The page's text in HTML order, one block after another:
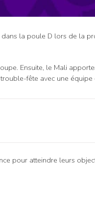
la poule D lors de la
Ensuite, le Mali
fête avec une équipe
pour atteindre leurs